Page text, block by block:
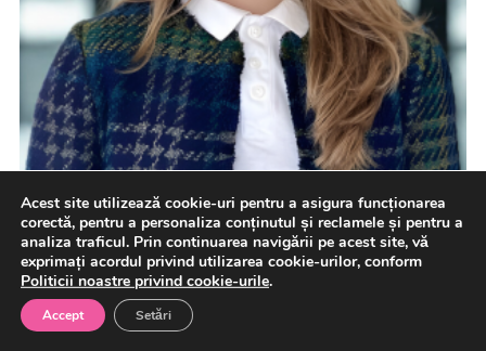
BRK Financial Group lansează o emisiune de
obligațiuni de până la 10 milioane de lei, cu
dobândă de 12% pe an
Acest site utilizează cookie-uri pentru a asigura funcționarea
corectă, pentru a personaliza conținutul și reclamele și pentru a
analiza traficul. Prin continuarea navigării pe acest site, vă
exprimați acordul privind utilizarea cookie-urilor, conform
Politicii noastre privind cookie-urile.
Accept Setări